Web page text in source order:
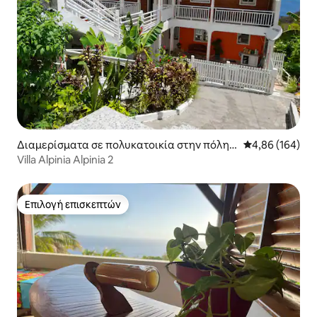
Διαμερίσματα σε πολυκατοικία στην πόλη B
ouillante
Μέση
4,86 (164)
Villa Alpinia Alpinia 2
Επιλογή επισκεπτών
Επιλογή επισκεπτών